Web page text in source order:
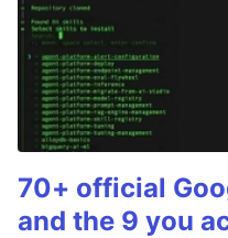
70+ official
and the 9 you